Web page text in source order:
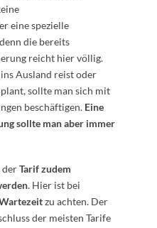
eine spezielle
die bereits
reicht hier völlig.
Ausland reist oder
sollte man sich mit
beschäftigen. Eine
sollte man aber immer
derTarif zudem
. Hier ist bei
zu achten. Der
der meisten Tarife